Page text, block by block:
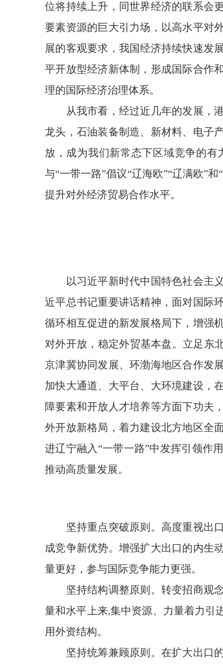
位将持续上升，同世界经济的联系会
要素资源的巨大引力场，以高水平对
展的客观要求，我国经济持续快速发
平开放型经济新体制，形成国际合作
理的国际经济治理体系。
从我市看，经过近几年的发展，
龙头，石油装备制造、新材料、电子
放，成为我们新常态下区域竞争的有
与“一带一路”倡议“辽海欧”“辽满欧”
提升对外经济贸易合作水平。
以习近平新时代中国特色社会主
近平总书记重要讲话精神，面对国际
循环相互促进的新发展格局下 ，增强
对外开放， 稳定外贸基本盘。立足东
京津冀协同发展、环渤海地区合作发
加快大通道、大平台、大环境建设，
障要素和开放人才培养等方面下功夫
外开放新格局，着力建设北方地区全
进辽宁融入 “一带一路”中发挥引领作
推动高质量发展。
坚持重点突破原则 。 高度重视出
成竞争新优势。增强扩大出口的内生
量更好，参与国际竞争能力更强。
坚持结构调整原则 。 转变招商观
量和水平上来,集中资源、力量着力引
用外资结构。
坚持统筹兼顾原则 。 在扩大出 口